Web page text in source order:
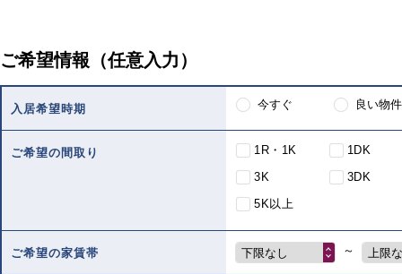
ご希望情報（任意入力）
入居希望時期 今すぐ 良い物
ご希望の間取り 1R・1K
1DK
3K
3DK
5K以上
ご希望の家賃帯 下限なし ～ 上限